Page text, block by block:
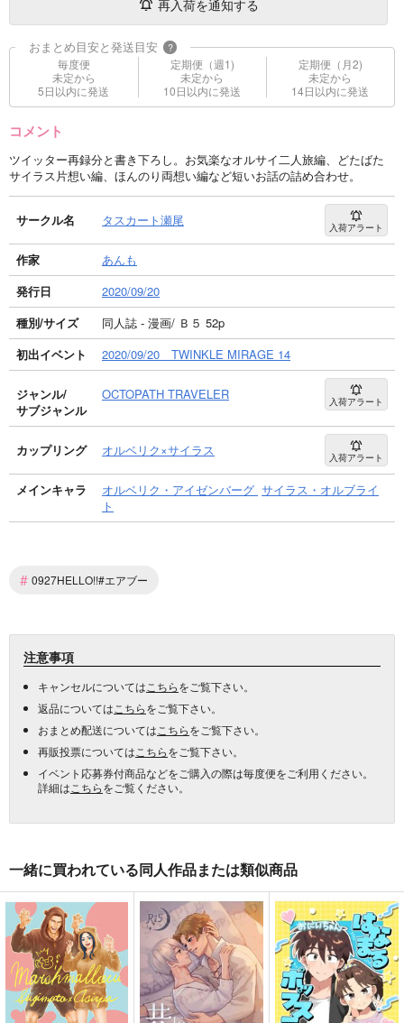
再入荷を通知する
おまとめ目安と発送目安 ?
毎度便
未定から
5日以内に発送
定期便（週1)
未定から
10日以内に発送
定期便（月2)
未定から
14日以内に発送
コメント
ツイッター再録分と書き下ろし。お気楽なオルサイ二人旅編、どたばた
サイラス片想い編、ほんのり両想い編など短いお話の詰め合わせ。
サークル名 タスカート瀬尾 入荷アラート
作家
あんも
発行日
2020/09/20
種別/サイズ
同人誌 - 漫画/ Ｂ５ 52p
初出イベント
2020/09/20 TWINKLE MIRAGE 14
ジャンル/
サブジャンル
OCTOPATH TRAVELER 入荷アラート
カップリング オルベリク×サイラス 入荷アラート
メインキャラ オルベリク・アイゼンバーグ サイラス・オルブライ
ト
# 0927HELLO!!#エアブー
注意事項
キャンセルについては こちらをご覧下さい。
返品については こちらをご覧下さい。
おまとめ配送については こちらをご覧下さい。
再販投票については こちらをご覧下さい。
イベント応募券付商品などをご購入の際は毎度便をご利用ください。
詳細は こちらをご覧ください。
一緒に買われている同人作品または類似商品